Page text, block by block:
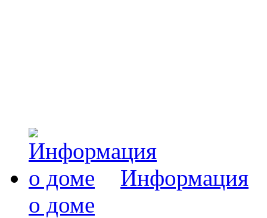
Информация
о доме